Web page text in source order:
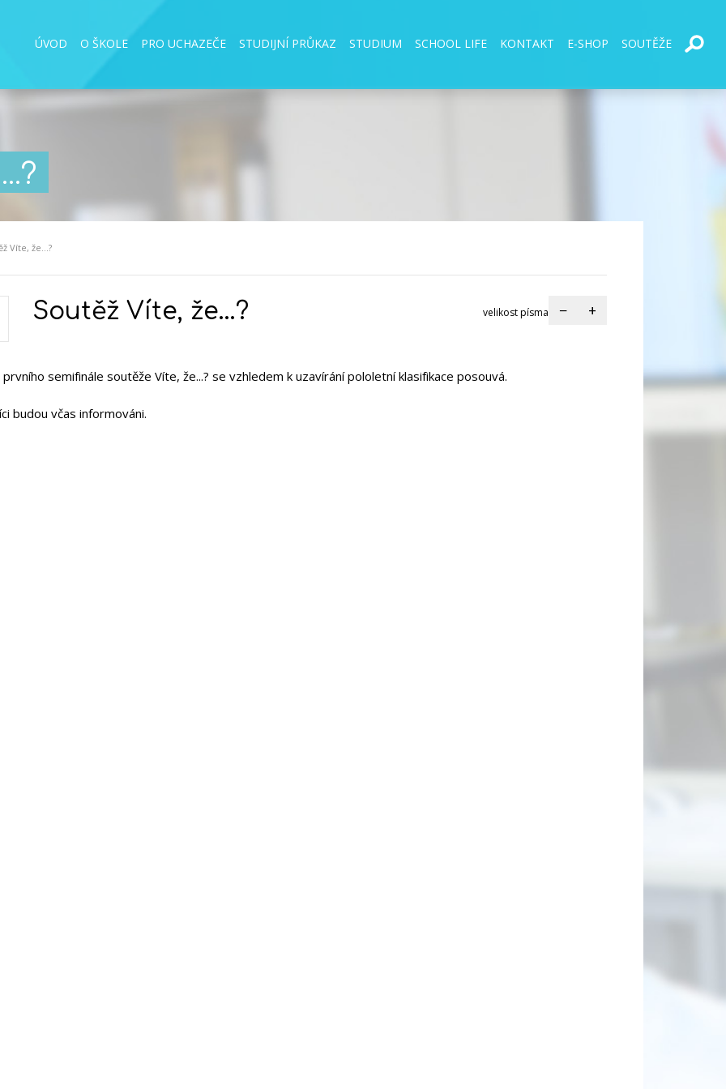
ÚVOD O ŠKOLE PRO UCHAZEČE STUDIJNÍ PRŮKAZ STUDIUM SCHOOL LIFE KONTAKT E-SHOP SOUTĚŽE
Víte, že...?
Soutěž Víte, že...? velikost písma − +
semifinále soutěže Víte, že...? se vzhledem k uzavírání pololetní klasifikace posouvá.
budou včas informováni.